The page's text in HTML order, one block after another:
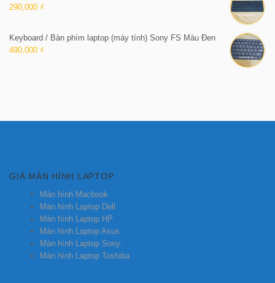
290,000 ₫
Keyboard / Bàn phím laptop (máy tính) Sony FS Màu Đen
490,000 ₫
GIÁ MÀN HÌNH LAPTOP
Màn hình Macbook
Màn hình Laptop Dell
Màn hình Laptop HP
Màn hình Laptop Asus
Màn hình Laptop Sony.
Màn hình Laptop Toshiba.